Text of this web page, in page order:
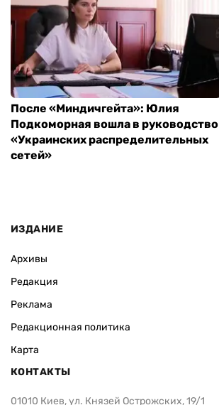
После «Миндичгейта»: Юлия
Подкоморная вошла в руководство
«Украинских распределительных
сетей»
ИЗДАНИЕ
Архивы
Редакция
Реклама
Редакционная политика
Карта
КОНТАКТЫ
01010 Киев, ул. Князей Острожских, 19/1